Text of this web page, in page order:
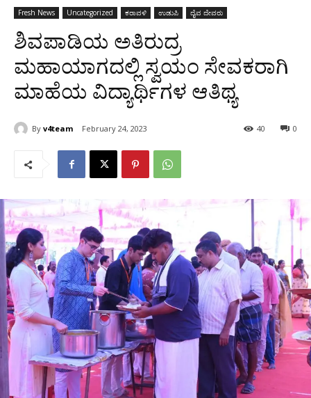
Fresh News Uncategorized ಕರಾವಳಿ ಉಡುಪಿ ದೈವ ದೇವರು
ಶಿವಪಾಡಿಯ ಅತಿರುದ್ರ
ಮಹಾಯಾಗದಲ್ಲಿ ಸ್ವಯಂ ಸೇವಕರಾಗಿ
ಮಾಹೆಯ ವಿದ್ಯಾರ್ಥಿಗಳ ಆತಿಥ್ಯ
By v4team February 24, 2023 0
40